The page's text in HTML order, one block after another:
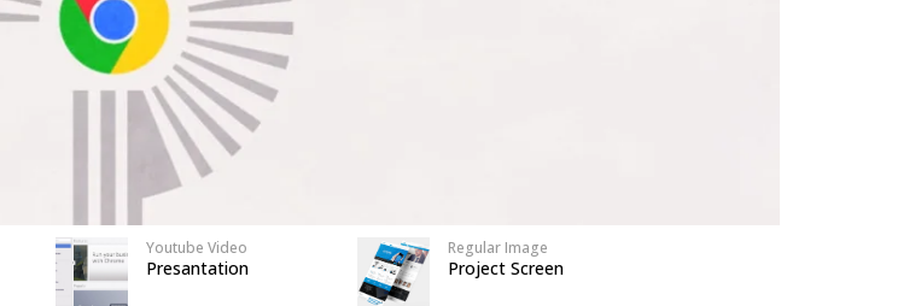
Youtube Video
Presantation
Regular Image
Project Screen